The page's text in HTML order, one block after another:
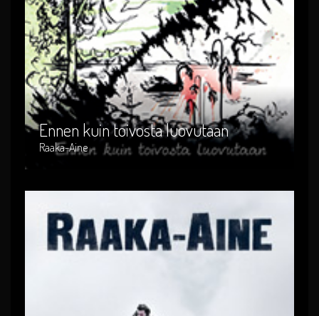
Ennen kuin toivosta luovutaan
Raaka-Aine
Ennen kuin toivosta luovutaan
Artist : Raaka-Aine
Release Date : 2013-09-27
Genre : suomi-rock
Produced By : RACD-005